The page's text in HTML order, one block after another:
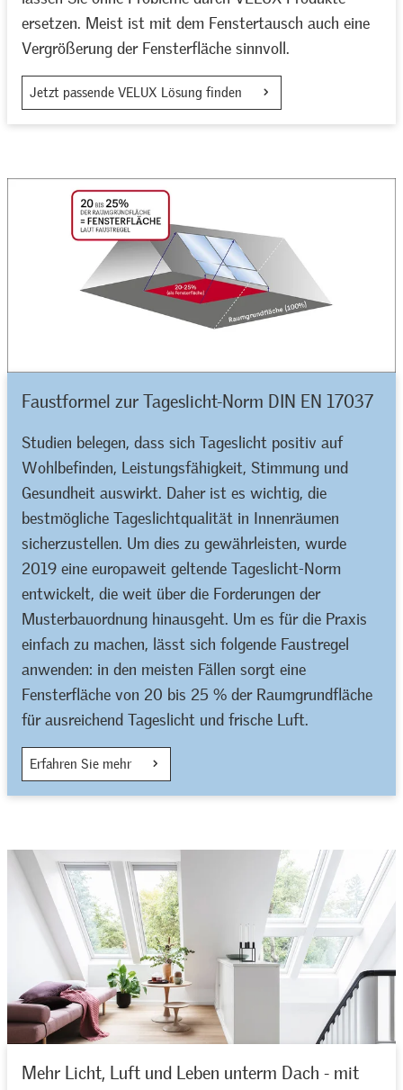
ersetzen. Meist ist mit dem Fenstertausch auch eine
Vergrößerung der Fensterfläche sinnvoll.
Jetzt passende VELUX Lösung finden
Faustformel zur Tageslicht-Norm DIN EN 17037
Studien belegen, dass sich Tageslicht positiv auf
Wohlbefinden, Leistungsfähigkeit, Stimmung und
Gesundheit auswirkt. Daher ist es wichtig, die
bestmögliche Tageslichtqualität in Innenräumen
sicherzustellen. Um dies zu gewährleisten, wurde
2019 eine europaweit geltende Tageslicht-Norm
entwickelt, die weit über die Forderungen der
Musterbauordnung hinausgeht. Um es für die Praxis
einfach zu machen, lässt sich folgende Faustregel
anwenden: in den meisten Fällen sorgt eine
Fensterfläche von 20 bis 25 % der Raumgrundfläche
für ausreichend Tageslicht und frische Luft.
Erfahren Sie mehr
Mehr Licht, Luft und Leben unterm Dach - mit